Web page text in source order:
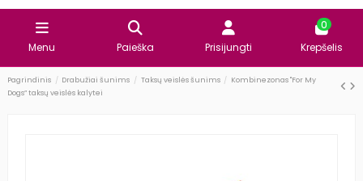
Menu Paieška Prisijungti
0
Krepšelis
Pagrindinis Drabužiai šunims Taksų veislės šunims
Kombinezonas "For My
Dogs” taksų veislės kalytei